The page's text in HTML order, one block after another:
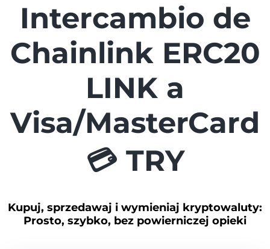
Intercambio de
Chainlink ERC20
LINK a
Visa/MasterCard
💳 TRY
Kupuj, sprzedawaj i wymieniaj kryptowaluty:
Prosto, szybko, bez powierniczej opieki